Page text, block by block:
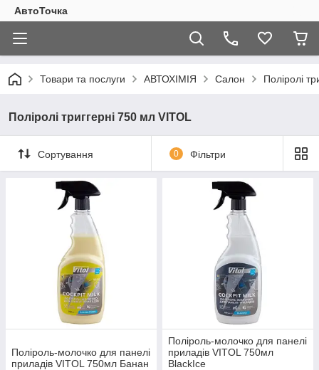
АвтоТочка
Товари та послуги АВТОХІМІЯ Салон Поліролі
Поліролі триггерні 750 мл VITOL
Сортування 0 Фільтри
Поліроль-молочко для панелі
приладів VITOL 750мл Банан
Поліроль-молочко для панелі
приладів VITOL 750мл
BlackIce